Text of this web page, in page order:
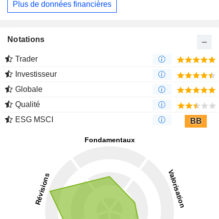
Plus de données financières
Notations
Trader
Investisseur
Globale
Qualité
ESG MSCI
BB